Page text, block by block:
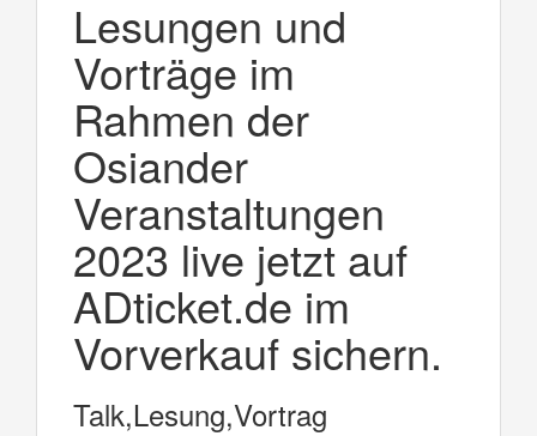
Lesungen und
Vorträge im
Rahmen der
Osiander
Veranstaltungen
2023 live jetzt auf
ADticket.de im
Vorverkauf sichern.
Talk,Lesung,Vortrag